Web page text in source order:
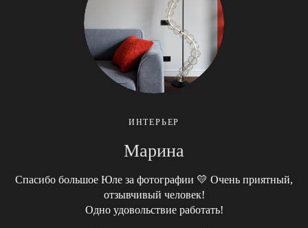
ИНТЕРЬЕР
Марина
Спасибо большое Юле за фотографии 💛 Очень приятный,
отзывчивый человек!
Одно удовольствие работать!